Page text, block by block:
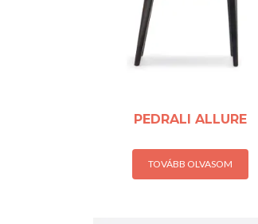
PEDRALI ALLURE
TOVÁBB OLVASOM